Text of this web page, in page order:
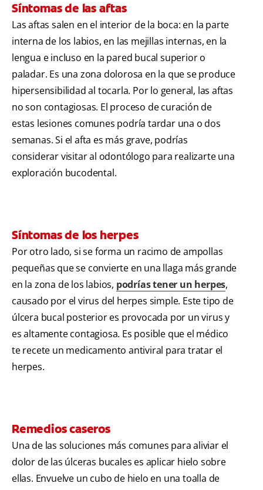
Síntomas de las aftas
Las aftas salen en el interior de la boca: en la parte
interna de los labios, en las mejillas internas, en la
lengua e incluso en la pared bucal superior o
paladar. Es una zona dolorosa en la que se produce
hipersensibilidad al tocarla. Por lo general, las aftas
no son contagiosas. El proceso de curación de
estas lesiones comunes podría tardar una o dos
semanas. Si el afta es más grave, podrías
considerar visitar al odontólogo para realizarte una
exploración bucodental.
Síntomas de los herpes
Por otro lado, si se forma un racimo de ampollas
pequeñas que se convierte en una llaga más grande
en la zona de los labios, podrías tener un herpes,
causado por el virus del herpes simple. Este tipo de
úlcera bucal posterior es provocada por un virus y
es altamente contagiosa. Es posible que el médico
te recete un medicamento antiviral para tratar el
herpes.
Remedios caseros
Una de las soluciones más comunes para aliviar el
dolor de las úlceras bucales es aplicar hielo sobre
ellas. Envuelve un cubo de hielo en una toalla de